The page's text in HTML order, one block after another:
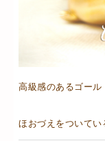
高級感のあるゴール
ほおづえをついてい